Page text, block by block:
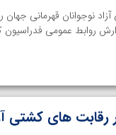
روابط عمومی
رقابت های کشتی